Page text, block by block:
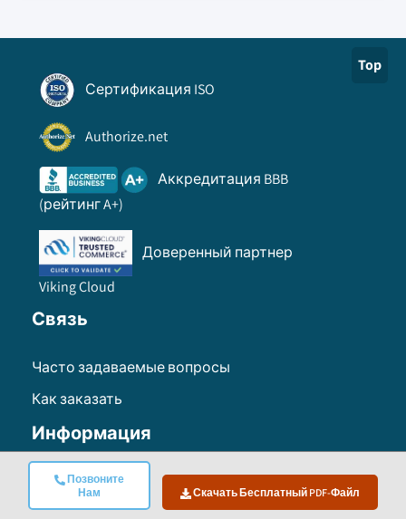
Позвоните
Нам
Скачать Бесплатный PDF-Файл
Top
Сертификация ISO
Authorize.net
Аккредитация BBB
(рейтинг A+)
Доверенный партнер
Viking Cloud
Связь
Часто задаваемые вопросы
Как заказать
Информация
Условия эксплуатации
политика конфиденциальности